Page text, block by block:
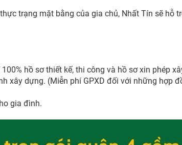
trạng mặt bằng của gia chủ, Nhất Tín sẽ hỗ
hồ sơ thiết kế, thi công và hồ sơ xin phép
xây dựng. (Miễn phí GPXD đối với những hợp
gia đình.